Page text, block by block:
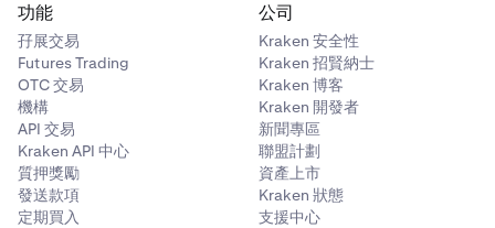
對於機構客戶 --
您所代表的機構必須擁有超過 1,000 萬美
元的總資產。此測試側重於總資產，而非淨資產（資產減負
債）。如果您代表一個機構，且該機構未能通過 1,000 萬
美元總資產測試而未能符合 ECP 資格，您的機構仍可能符
合 ECP 資格，因為它符合
ECP 定義的其他類別
閱這些類別，如果您所代表的機構符合其中至少一個類別，
請聯絡 Kraken 支援。
功能
孖展交易
Futures Trading
OTC 交易
機構
API 交易
Kraken API 中心
質押獎勵
發送款項
定期買入
公司
Kraken 安全性
Kraken 招賢納士
Kraken 博客
Kraken 開發者
新聞專區
聯盟計劃
資產上市
Kraken 狀態
支援中心